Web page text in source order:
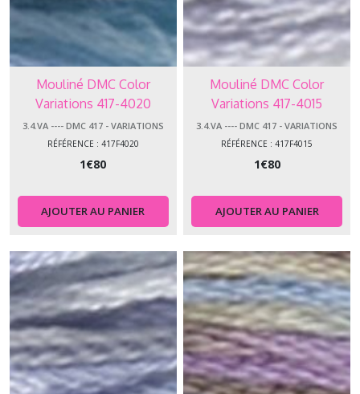
Mouliné DMC Color
Variations 417-4020
3.4.VA ---- DMC 417 - VARIATIONS
RÉFÉRENCE : 417F4020
1€80
AJOUTER AU PANIER
Mouliné DMC Color
Variations 417-4015
3.4.VA ---- DMC 417 - VARIATIONS
RÉFÉRENCE : 417F4015
1€80
AJOUTER AU PANIER